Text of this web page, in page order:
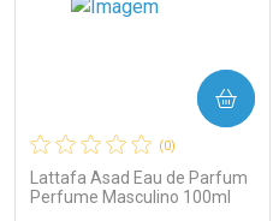
Comprar sem Desconto
Por R$ 22,33/cada
Comprar sem Desconto
Por R$ 22,33/cada
(0)
Lattafa Asad Eau de Parfum
Perfume Masculino 100ml
COMPRAR